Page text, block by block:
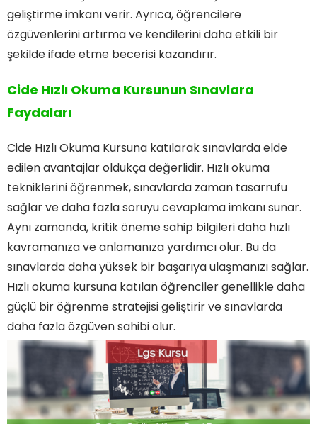
geliştirme imkanı verir. Ayrıca, öğrencilere
özgüvenlerini artırma ve kendilerini daha etkili bir
şekilde ifade etme becerisi kazandırır.
Cide Hızlı Okuma Kursunun Sınavlara
Faydaları
Cide Hızlı Okuma Kursuna katılarak sınavlarda elde
edilen avantajlar oldukça değerlidir. Hızlı okuma
tekniklerini öğrenmek, sınavlarda zaman tasarrufu
sağlar ve daha fazla soruyu cevaplama imkanı sunar.
Aynı zamanda, kritik öneme sahip bilgileri daha hızlı
kavramanıza ve anlamanıza yardımcı olur. Bu da
sınavlarda daha yüksek bir başarıya ulaşmanızı sağlar.
Hızlı okuma kursuna katılan öğrenciler genellikle daha
güçlü bir öğrenme stratejisi geliştirir ve sınavlarda
daha fazla özgüven sahibi olur.